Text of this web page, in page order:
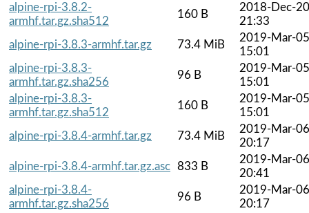
alpine-rpi-3.8.2-
armhf.tar.gz.sha512
160 B
2018-Dec-20
21:33
alpine-rpi-3.8.3-armhf.tar.gz
73.4 MiB
2019-Mar-05
15:01
alpine-rpi-3.8.3-
armhf.tar.gz.sha256
96 B
2019-Mar-05
15:01
alpine-rpi-3.8.3-
armhf.tar.gz.sha512
160 B
2019-Mar-05
15:01
alpine-rpi-3.8.4-armhf.tar.gz
73.4 MiB
2019-Mar-06
20:17
alpine-rpi-3.8.4-armhf.tar.gz.asc 833 B
2019-Mar-06
20:41
alpine-rpi-3.8.4-
armhf.tar.gz.sha256
96 B
2019-Mar-06
20:17